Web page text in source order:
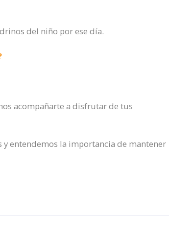
del niño por ese día.
acompañarte a disfrutar de tus
entendemos la importancia de mantener